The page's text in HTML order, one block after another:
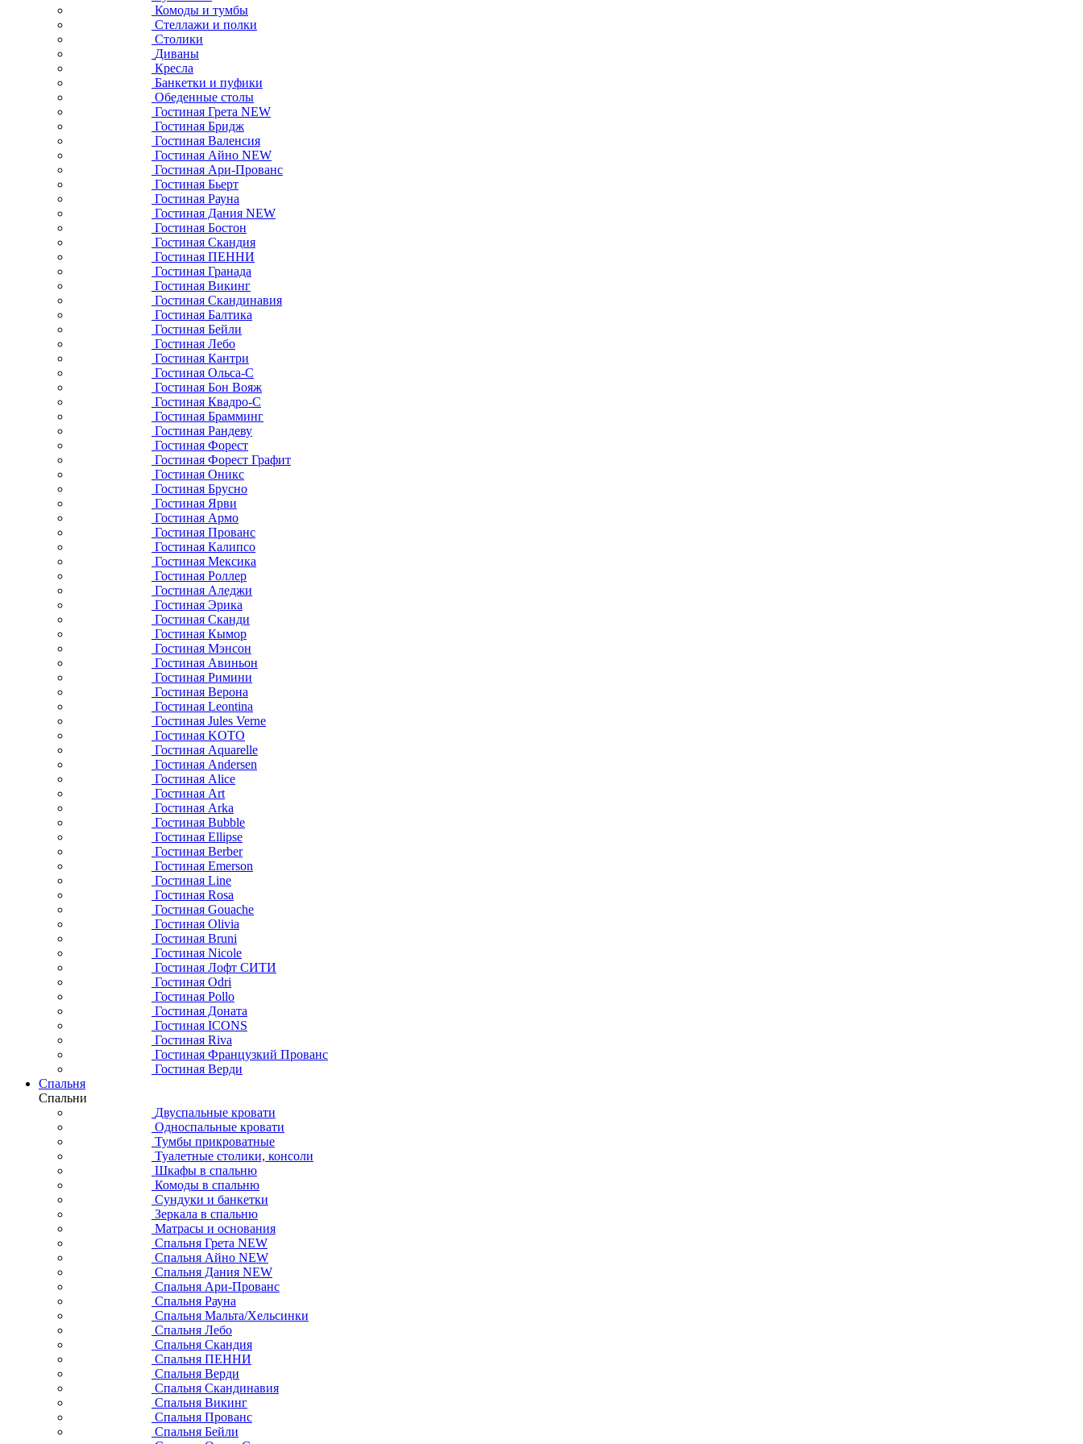
Комоды и тумбы
Стеллажи и полки
Столики
Диваны
Кресла
Банкетки и пуфики
Обеденные столы
Гостиная Грета NEW
Гостиная Бридж
Гостиная Валенсия
Гостиная Айно NEW
Гостиная Ари-Прованс
Гостиная Бьерт
Гостиная Рауна
Гостиная Дания NEW
Гостиная Бостон
Гостиная Скандия
Гостиная ПЕННИ
Гостиная Гранада
Гостиная Викинг
Гостиная Скандинавия
Гостиная Балтика
Гостиная Бейли
Гостиная Лебо
Гостиная Кантри
Гостиная Ольса-С
Гостиная Бон Вояж
Гостиная Квадро-С
Гостиная Брамминг
Гостиная Рандеву
Гостиная Форест
Гостиная Форест Графит
Гостиная Оникс
Гостиная Брусно
Гостиная Ярви
Гостиная Армо
Гостиная Прованс
Гостиная Калипсо
Гостиная Мексика
Гостиная Роллер
Гостиная Аледжи
Гостиная Эрика
Гостиная Сканди
Гостиная Кымор
Гостиная Мэнсон
Гостиная Авиньон
Гостиная Римини
Гостиная Верона
Гостиная Leontina
Гостиная Jules Verne
Гостиная KOTO
Гостиная Aquarelle
Гостиная Andersen
Гостиная Alice
Гостиная Art
Гостиная Arka
Гостиная Bubble
Гостиная Ellipse
Гостиная Berber
Гостиная Emerson
Гостиная Line
Гостиная Rosa
Гостиная Gouache
Гостиная Olivia
Гостиная Bruni
Гостиная Nicole
Гостиная Лофт СИТИ
Гостиная Odri
Гостиная Pollo
Гостиная Доната
Гостиная ICONS
Гостиная Riva
Гостиная Французкий Прованс
Гостиная Верди
Спальня
Спальни
Двуспальные кровати
Односпальные кровати
Тумбы прикроватные
Туалетные столики, консоли
Шкафы в спальню
Комоды в спальню
Сундуки и банкетки
Зеркала в спальню
Матрасы и основания
Спальня Грета NEW
Спальня Айно NEW
Спальня Дания NEW
Спальня Ари-Прованс
Спальня Рауна
Спальня Мальта/Хельсинки
Спальня Лебо
Спальня Скандия
Спальня ПЕННИ
Спальня Верди
Спальня Скандинавия
Спальня Викинг
Спальня Прованс
Спальня Бейли